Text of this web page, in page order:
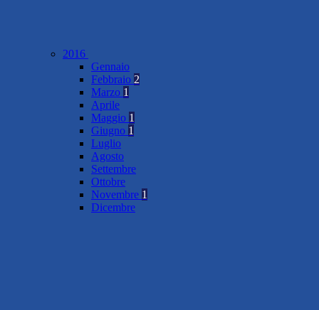
2016
Gennaio
Febbraio 2
Marzo 1
Aprile
Maggio 1
Giugno 1
Luglio
Agosto
Settembre
Ottobre
Novembre 1
Dicembre